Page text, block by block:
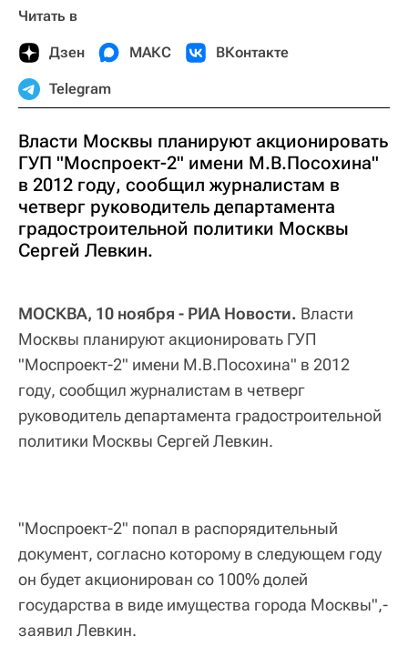
Читать в
Дзен МАКС ВКонтакте
Telegram
Власти Москвы планируют акционировать
ГУП "Моспроект-2" имени М.В.Посохина"
в 2012 году, сообщил журналистам в
четверг руководитель департамента
градостроительной политики Москвы
Сергей Левкин.
МОСКВА, 10 ноября - РИА Новости. Власти
Москвы планируют акционировать ГУП
"Моспроект-2" имени М.В.Посохина" в 2012
году, сообщил журналистам в четверг
руководитель департамента градостроительной
политики Москвы Сергей Левкин.
"Моспроект-2" попал в распорядительный
документ, согласно которому в следующем году
он будет акционирован со 100% долей
государства в виде имущества города Москвы",-
заявил Левкин.